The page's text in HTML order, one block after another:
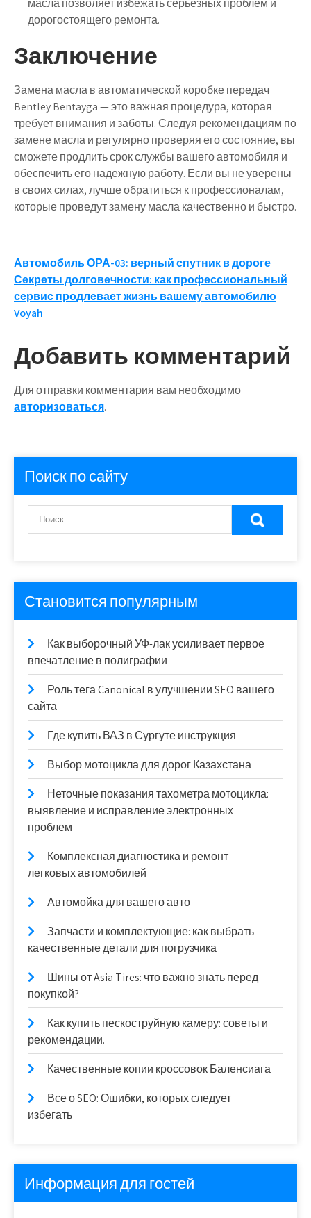
масла позволяет избежать серьезных проблем и
дорогостоящего ремонта.
Заключение
Замена масла в автоматической коробке передач
Bentley Bentayga — это важная процедура, которая
требует внимания и заботы. Следуя рекомендациям по
замене масла и регулярно проверяя его состояние, вы
сможете продлить срок службы вашего автомобиля и
обеспечить его надежную работу. Если вы не уверены
в своих силах, лучше обратиться к профессионалам,
которые проведут замену масла качественно и быстро.
Навигация
по
записям
Автомобиль ОРА-03: верный спутник в дороге
Секреты долговечности: как профессиональный
сервис продлевает жизнь вашему автомобилю
Voyah
Добавить комментарий
Для отправки комментария вам необходимо
авторизоваться.
Поиск по сайту
Становится популярным
Как выборочный УФ-лак усиливает первое
впечатление в полиграфии
Роль тега Canonical в улучшении SEO вашего
сайта
Где купить ВАЗ в Сургуте инструкция
Выбор мотоцикла для дорог Казахстана
Неточные показания тахометра мотоцикла:
выявление и исправление электронных
проблем
Комплексная диагностика и ремонт
легковых автомобилей
Автомойка для вашего авто
Запчасти и комплектующие: как выбрать
качественные детали для погрузчика
Шины от Asia Tires: что важно знать перед
покупкой?
Как купить пескоструйную камеру: советы и
рекомендации.
Качественные копии кроссовок Баленсиага
Все о SEO: Ошибки, которых следует
избегать
Информация для гостей